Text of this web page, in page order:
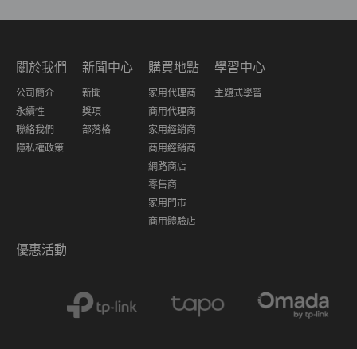
關於我們
公司簡介
永續性
聯絡我們
隱私權政策
新聞中心
新聞
獎項
部落格
購買地點
家用代理商
商用代理商
家用經銷商
商用經銷商
網路商店
零售商
家用門市
商用體驗店
學習中心
主題式學習
優惠活動